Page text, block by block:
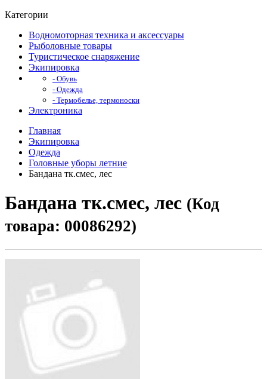
Категории
Водномоторная техника и аксессуары
Рыболовные товары
Туристическое снаряжение
Экипировка
- Обувь
- Одежда
- Термобелье, термоноски
Электроника
Главная
Экипировка
Одежда
Головные уборы летние
Бандана тк.смес, лес
Бандана тк.смес, лес (Код
товара: 00086292)